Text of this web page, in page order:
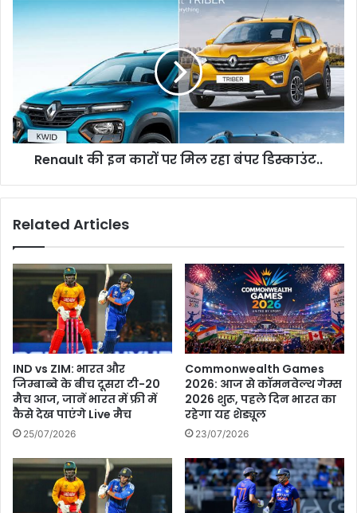
Renault
रहा
बंपर
डिस्काउंट..
Renault की इन कारों पर मिल रहा बंपर डिस्काउंट..
Related Articles
IND vs ZIM: भारत और
जिम्बाब्वे के बीच दूसरा टी-20
मैच आज, जानें भारत में फ्री में
कैसे देख पाएंगे Live मैच
25/07/2026
Commonwealth Games
2026: आज से कॉमनवेल्थ गेम्स
2026 शुरू, पहले दिन भारत का
रहेगा यह शेड्यूल
23/07/2026